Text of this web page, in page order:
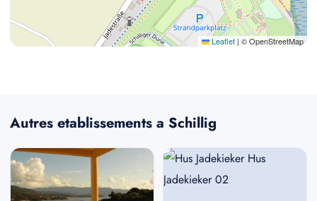
Leaflet | © OpenStreetMap
Autres etablissements a Schillig